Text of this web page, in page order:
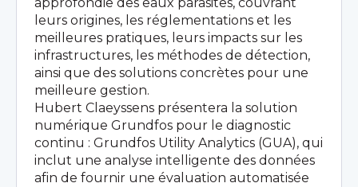
approfondie des eaux parasites, couvrant
leurs origines, les réglementations et les
meilleures pratiques, leurs impacts sur les
infrastructures, les méthodes de détection,
ainsi que des solutions concrètes pour une
meilleure gestion.
Hubert Claeyssens présentera la solution
numérique Grundfos pour le diagnostic
continu : Grundfos Utility Analytics (GUA), qui
inclut une analyse intelligente des données
afin de fournir une évaluation automatisée